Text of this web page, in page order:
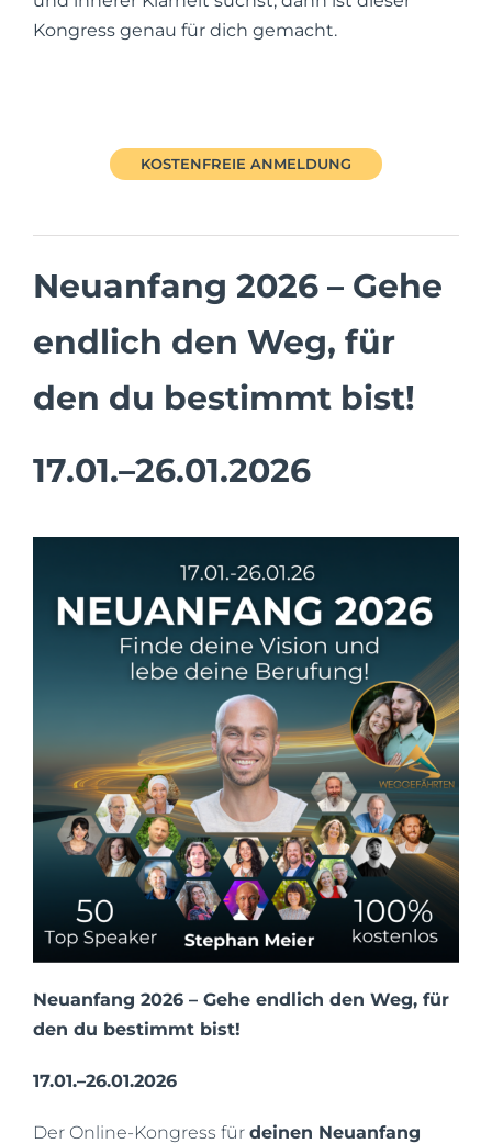
Kongress genau für dich gemacht.
KOSTENFREIE ANMELDUNG
Neuanfang 2026 – Gehe
endlich den Weg, für
den du bestimmt bist!
17.01.–26.01.2026
Neuanfang 2026 – Gehe endlich den Weg, für
den du bestimmt bist!
17.01.–26.01.2026
Der Online-Kongress für deinen Neuanfang